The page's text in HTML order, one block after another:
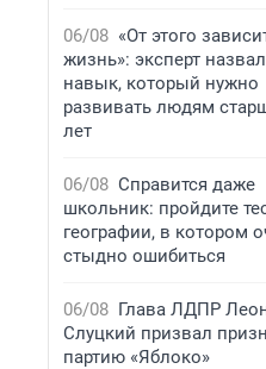
06/08 «От этого
жизнь»: эксперт назвал
навык, который нужно
развивать людям
лет
06/08 Справится даже
школьник: пройдите
географии, в котором
стыдно ошибиться
06/08 Глава ЛДПР
Слуцкий призвал
партию «Яблоко»